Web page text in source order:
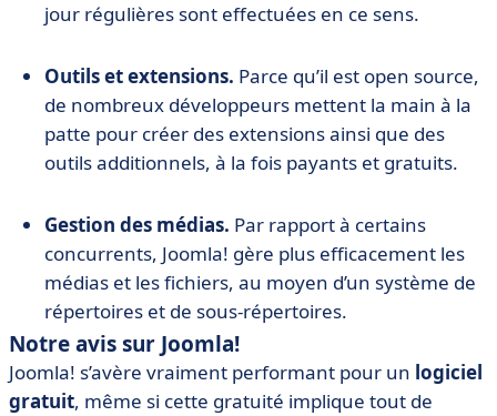
jour régulières sont effectuées en ce sens.
Outils et extensions. Parce qu’il est open source,
de nombreux développeurs mettent la main à la
patte pour créer des extensions ainsi que des
outils additionnels, à la fois payants et gratuits.
Gestion des médias. Par rapport à certains
concurrents, Joomla! gère plus efficacement les
médias et les fichiers, au moyen d’un système de
répertoires et de sous-répertoires.
Notre avis sur Joomla!
Joomla! s’avère vraiment performant pour un logiciel
gratuit, même si cette gratuité implique tout de